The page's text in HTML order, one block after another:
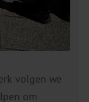
volgen we
om